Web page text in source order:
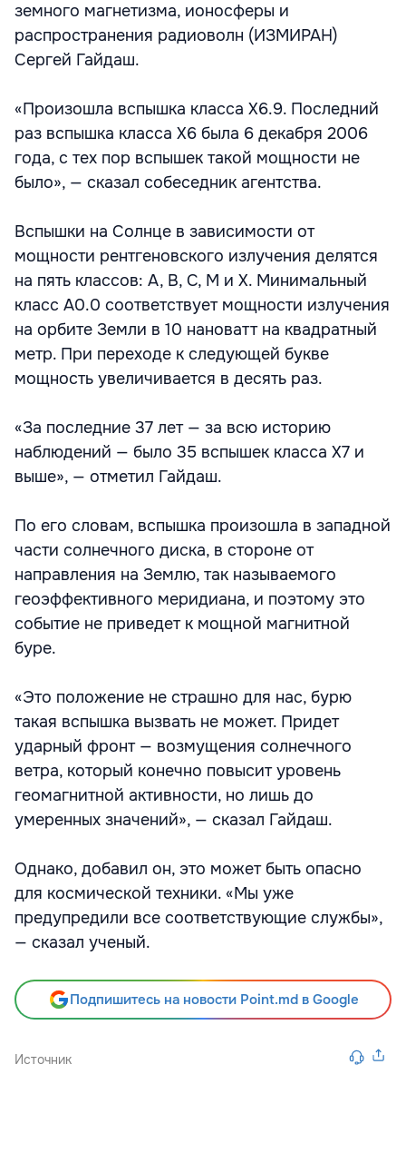
земного магнетизма, ионосферы и
распространения радиоволн (ИЗМИРАН)
Сергей Гайдаш.
«Произошла вспышка класса X6.9. Последний
раз вспышка класса X6 была 6 декабря 2006
года, с тех пор вспышек такой мощности не
было», — сказал собеседник агентства.
Вспышки на Солнце в зависимости от
мощности рентгеновского излучения делятся
на пять классов: A, B, C, M и X. Минимальный
класс A0.0 соответствует мощности излучения
на орбите Земли в 10 нановатт на квадратный
метр. При переходе к следующей букве
мощность увеличивается в десять раз.
«За последние 37 лет — за всю историю
наблюдений — было 35 вспышек класса X7 и
выше», — отметил Гайдаш.
По его словам, вспышка произошла в западной
части солнечного диска, в стороне от
направления на Землю, так называемого
геоэффективного меридиана, и поэтому это
событие не приведет к мощной магнитной
буре.
«Это положение не страшно для нас, бурю
такая вспышка вызвать не может. Придет
ударный фронт — возмущения солнечного
ветра, который конечно повысит уровень
геомагнитной активности, но лишь до
умеренных значений», — сказал Гайдаш.
Однако, добавил он, это может быть опасно
для космической техники. «Мы уже
предупредили все соответствующие службы»,
— сказал ученый.
Подпишитесь на новости Point.md в Google
Источник